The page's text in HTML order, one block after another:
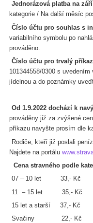
Jednorázová platba na
kategorie / Na další měsíc
Číslo účtu pro souhlas s
variabilního symbolu po
prováděno.
Číslo účtu pro trvalý
101344558/0300 s
jídelnou a do poznámky
Od 1.9.2022 dochází k
prováděny již za zvýšené
příkazu navyšte prosím dle
Rodiče, kteří již poslali
Najdete na portálu
Cena stravného podle
07 – 10 let 33,- Kč
11 – 15 let 35,- Kč
15 let a starší 37,- Kč
Svačiny 22,- Kč